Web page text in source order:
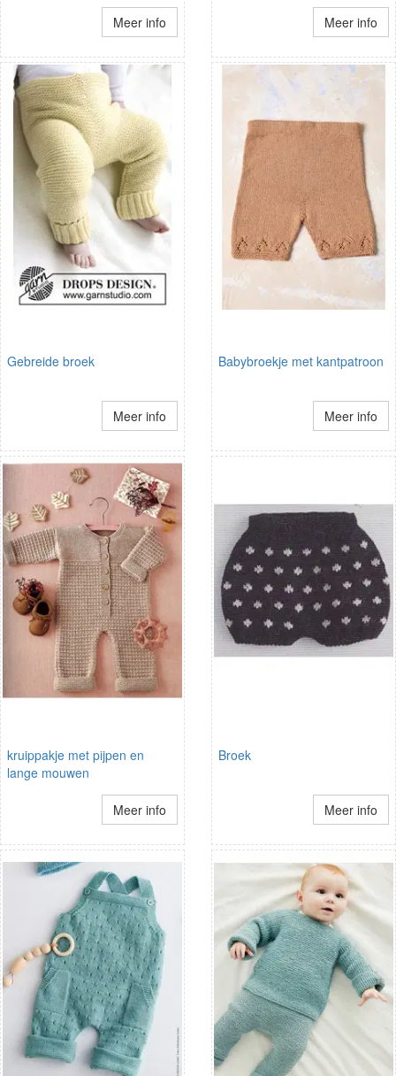
Meer info Meer info
Gebreide broek
Meer info
Babybroekje met kantpatroon
Meer info
kruippakje met pijpen en
lange mouwen
Meer info
Broek
Meer info